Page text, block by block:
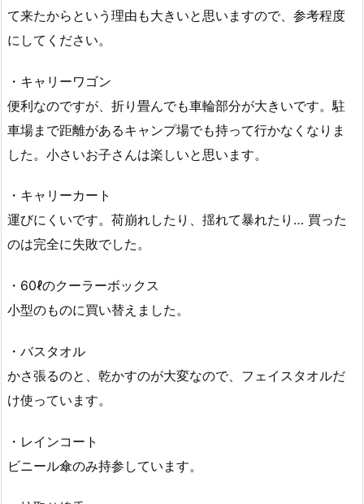
て来たからという理由も大きいと思いますので、参考程度
にしてください。
・キャリーワゴン
便利なのですが、折り畳んでも車輪部分が大きいです。駐
車場まで距離があるキャンプ場でも持って行かなくなりま
した。小さいお子さんは楽しいと思います。
・キャリーカート
運びにくいです。荷崩れしたり、揺れて暴れたり… 買った
のは完全に失敗でした。
・60ℓのクーラーボックス
小型のものに買い替えました。
・バスタオル
かさ張るのと、乾かすのが大変なので、フェイスタオルだ
け使っています。
・レインコート
ビニール傘のみ持参しています。